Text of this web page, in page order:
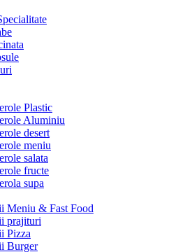
Plastic
Aluminiu
desert
meniu
salata
fructe
supa
Meniu & Fast Food
prajituri
Pizza
Burger